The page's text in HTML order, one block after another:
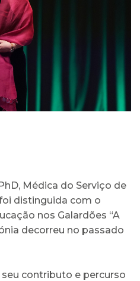
Médica do Serviço de
distinguida com o
nos Galardões “A
decorreu no passado
contributo e percurso